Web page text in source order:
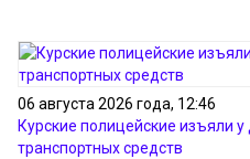
06 августа 2026 года, 12:46
Курские полицейские изъяли у
транспортных средств